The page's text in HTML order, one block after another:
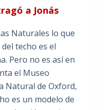
a Jonás
Naturales lo que
techo es el
Pero no es así en
el Museo
Natural de Oxford,
es un modelo de